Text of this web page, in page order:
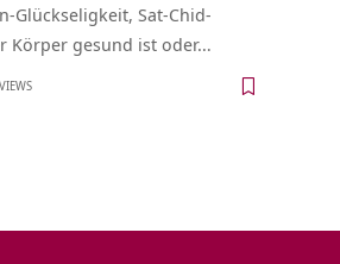
Glückseligkeit, Sat-Chid-
Körper gesund ist oder…